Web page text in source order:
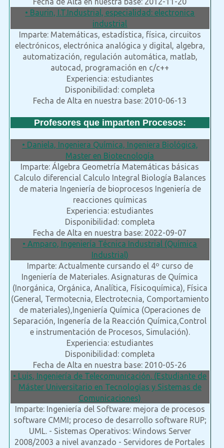
• Baurin, I.T.Industrial, especialidad: electronica
industrial
Imparte: Matemáticas, estadística, física, circuitos
electrónicos, electrónica analógica y digital, algebra,
automatización, regulación automática, matlab,
autocad, programación en c/c++
Experiencia: estudiantes
Disponibilidad: completa
Fecha de Alta en nuestra base: 2010-06-13
Profesores que imparten Procesos:
• Daniela, Ingeniera Química, Ingeniera Biológica,
Master en Biotecnología
Imparte: Álgebra Geometría Matemáticas básicas
Calculo diferencial Calculo Integral Biología Balances
de materia Ingeniería de bioprocesos Ingeniería de
reacciones químicas
Experiencia: estudiantes
Disponibilidad: completa
Fecha de Alta en nuestra base: 2022-09-07
• Amparo, Ingeniería Técnica Industrial (Química
Industrial)
Imparte: Actualmente cursando el 4º curso de
Ingeniería de Materiales. Asignaturas de Química
(Inorgánica, Orgánica, Analítica, Físicoquímica), Física
(General, Termotecnia, Electrotecnia, Comportamiento
de materiales),Ingeniería Química (Operaciones de
Separación, Ingenería de la Reacción Química,Control
e instrumentación de Procesos, Simulación).
Experiencia: estudiantes
Disponibilidad: completa
Fecha de Alta en nuestra base: 2010-05-26
• Luis, Ingeniería de Telecomunicación. (Estudiante de
Máster Universitario en Tecnologías y Sistemas de
Comunicaciones)
Imparte: Ingeniería del Software: mejora de procesos
software CMMI; proceso de desarrollo software RUP;
UML. - Sistemas Operativos: Windows Server
2008/2003 a nivel avanzado - Servidores de Portales